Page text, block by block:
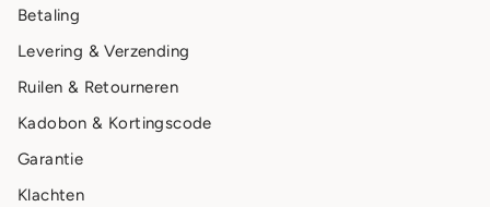
Betaling
Levering & Verzending
Ruilen & Retourneren
Kadobon & Kortingscode
Garantie
Klachten